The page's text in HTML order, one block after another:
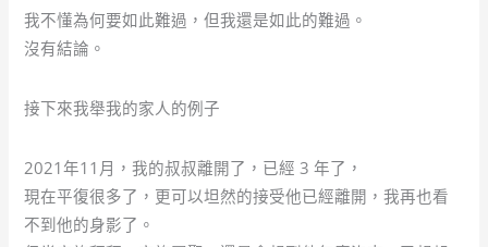
我不懂為何要如此難過，但我還是如此的難過。
沒有結論。
接下來我舉我的家人的例子
2021年11月，我的叔叔離開了，已經 3 年了，
現在平復很多了，更可以坦然的接受他已經離開，我再也看
不到他的身影了。